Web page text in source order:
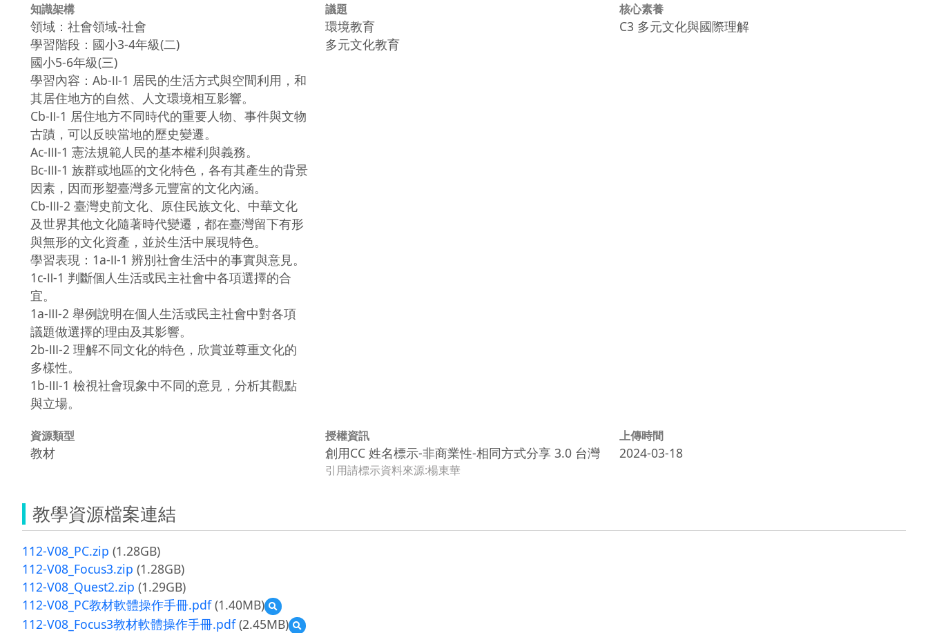
知識架構
領域：社會領域-社會
學習階段：國小3-4年級(二)
國小5-6年級(三)
學習內容：Ab-Ⅱ-1 居民的生活方式與空間利用，和
其居住地方的自然、人文環境相互影響。
Cb-Ⅱ-1 居住地方不同時代的重要人物、事件與文物
古蹟，可以反映當地的歷史變遷。
Ac-Ⅲ-1 憲法規範人民的基本權利與義務。
Bc-Ⅲ-1 族群或地區的文化特色，各有其產生的背景
因素，因而形塑臺灣多元豐富的文化內涵。
Cb-Ⅲ-2 臺灣史前文化、原住民族文化、中華文化
及世界其他文化隨著時代變遷，都在臺灣留下有形
與無形的文化資產，並於生活中展現特色。
學習表現：1a-Ⅱ-1 辨別社會生活中的事實與意見。
1c-Ⅱ-1 判斷個人生活或民主社會中各項選擇的合
宜。
1a-Ⅲ-2 舉例說明在個人生活或民主社會中對各項
議題做選擇的理由及其影響。
2b-Ⅲ-2 理解不同文化的特色，欣賞並尊重文化的
多樣性。
1b-Ⅲ-1 檢視社會現象中不同的意見，分析其觀點
與立場。
議題
環境教育
多元文化教育
核心素養
C3 多元文化與國際理解
資源類型
教材
授權資訊
創用CC 姓名標示-非商業性-相同方式分享 3.0 台灣
引用請標示資料來源:楊東華
上傳時間
2024-03-18
教學資源檔案連結
112-V08_PC.zip (1.28GB)
112-V08_Focus3.zip (1.28GB)
112-V08_Quest2.zip (1.29GB)
112-V08_PC教材軟體操作手冊.pdf(1.40MB)
預
覽
112-V08_Focus3教材軟體操作手冊.pdf(2.45MB)
預